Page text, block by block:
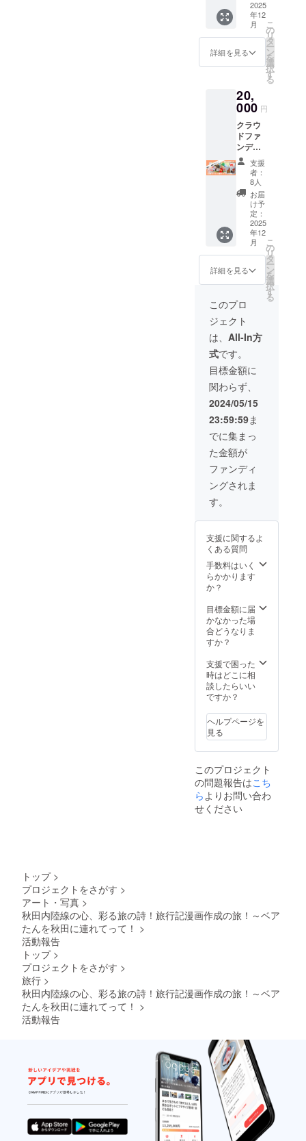
巻セッ
ト！ オ
トクな
スペ
シャル
プラ
届けは1
巻ず
つ、出
来上が
り次第
お届け
してま
いりま
す。 缶
バッジ
のお届
けは9
月、マ
グカッ
プのお
届けは
10月を
す。
2025
年12
月
詳細を見る
こ
の
リ
タ
ー
ン
を
選
択
す
る
20,
000 円
クラウ
ドファ
ンディ
ングリ
ターン
品全種
コンプ
リー
ト！+宛
名入り
描き下
ろし色
紙 （ベ
アたん
秋田マ
プ2種
+缶バッ
ジ2種
+秋田の
旅漫画
全巻
セット
+描き下
ろし色
紙） 漫
画のお
届けは1
巻ず
つ、出
来上が
り次第
お届け
してま
バッジ
けは9
月、マ
グカッ
プのお
予定し
ていま
す。 色
ニック
ネーム
OK!
（色紙
てほし
い名前
は備考
欄にご
ださ
い。）
支援
者：
8人
お届
け予
定：
2025
年12
月
詳細を見る
こ
の
リ
タ
ー
ン
を
選
択
す
る
このプロ
ジェクト
は、 All-In方
式です。
目標金額に
関わらず、
2024/05/15
23:59:59ま
でに集まっ
た金額が
ファンディ
ングされま
す。
支援に関するよ
くある質問
手数料はいく
らかかります
か？
目標金額に届
かなかった場
合どうなりま
すか？
支援で困った
時はどこに相
談したらいい
ですか？
ヘルプページを
見る
このプロジェクト
の問題報告はこち
らよりお問い合わ
せください
トップ >
プロジェクトをさがす >
アート・写真 >
秋田内陸線の心、彩る旅の詩！旅行記漫画作成の旅！～ベア
たんを秋田に連れてって！ >
活動報告
トップ >
プロジェクトをさがす >
旅行 >
秋田内陸線の心、彩る旅の詩！旅行記漫画作成の旅！～ベア
たんを秋田に連れてって！ >
活動報告